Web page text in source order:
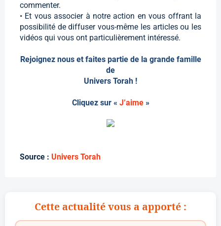
commenter.
• Et vous associer à notre action en vous offrant la
possibilité de diffuser vous-même les articles ou les
vidéos qui vous ont particulièrement intéressé.
Rejoignez nous et faites partie de la grande famille
de
Univers Torah !
Cliquez sur « J’aime »
Source : Univers Torah
Cette actualité vous a apporté :